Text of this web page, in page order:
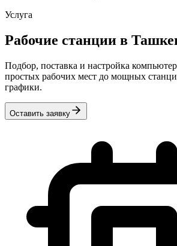
Услуга
Рабочие станции в
Подбор, поставка и настройка
простых рабочих мест до мощных
графики.
Оставить заявку